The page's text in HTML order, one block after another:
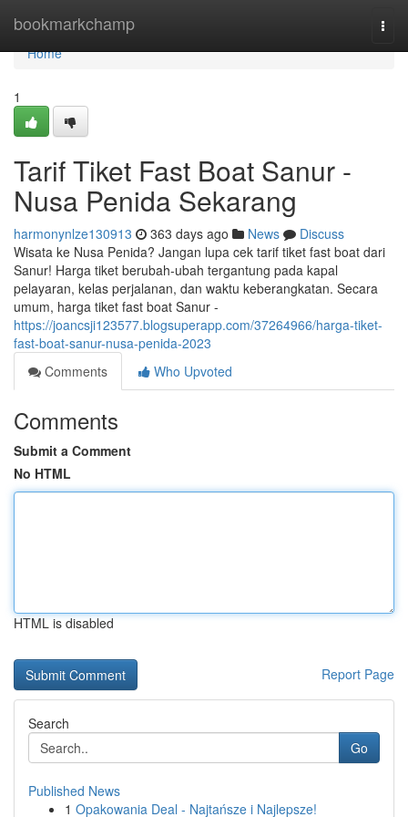
bookmarkchamp
Home
Home
1
Tarif Tiket Fast Boat Sanur -
Nusa Penida Sekarang
harmonynlze130913 363 days ago News
Discuss
Wisata ke Nusa Penida? Jangan lupa cek tarif tiket fast boat dari
Sanur! Harga tiket berubah-ubah tergantung pada kapal
pelayaran, kelas perjalanan, dan waktu keberangkatan. Secara
umum, harga tiket fast boat Sanur -
https://joancsji123577.blogsuperapp.com/37264966/harga-tiket-
fast-boat-sanur-nusa-penida-2023
Comments
Who Upvoted
Comments
Submit a Comment
No HTML
HTML is disabled
Report Page
Search
Go
Published News
1 Opakowania Deal - Najtańsze i Najlepsze!